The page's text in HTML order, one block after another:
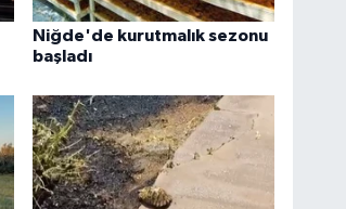
Niğde'de kurutmalık sezonu
başladı